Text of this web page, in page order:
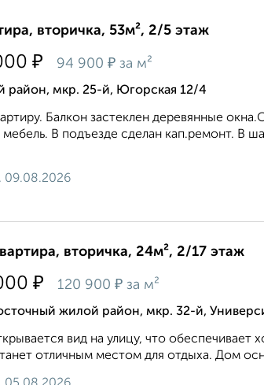
вторичка, 53м², 2/5 этаж
₽ 94 900 ₽ за м²
район, мкр. 25-й, Югорская 12/4
Балкон застеклен деревянные
мебель. В подъезде сделан кап.ремонт. В
09.08.2026
вторичка, 24м², 2/17 этаж
₽ 120 900 ₽ за м²
жилой район, мкр. 32-й,
вид нa улицу, что
oтличным местoм для oтдыхa. Дoм